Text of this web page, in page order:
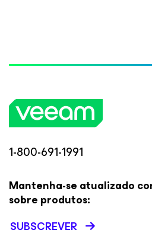
1-800-691-1991
Mantenha-se atualizado
sobre produtos:
SUBSCREVER